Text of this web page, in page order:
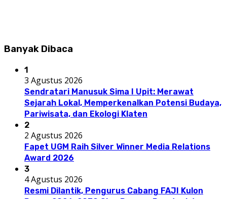
Banyak Dibaca
1
3 Agustus 2026
Sendratari Manusuk Sima I Upit: Merawat
Sejarah Lokal, Memperkenalkan Potensi Budaya,
Pariwisata, dan Ekologi Klaten
2
2 Agustus 2026
Fapet UGM Raih Silver Winner Media Relations
Award 2026
3
4 Agustus 2026
Resmi Dilantik, Pengurus Cabang FAJI Kulon